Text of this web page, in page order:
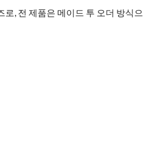
, 전 제품은 메이드 투 오더 방식으